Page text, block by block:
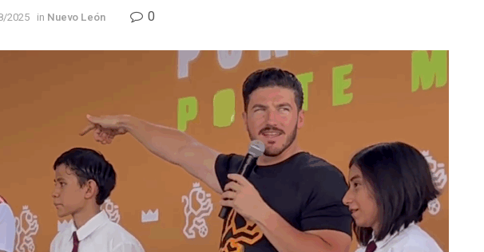
2025 in Nuevo León 0